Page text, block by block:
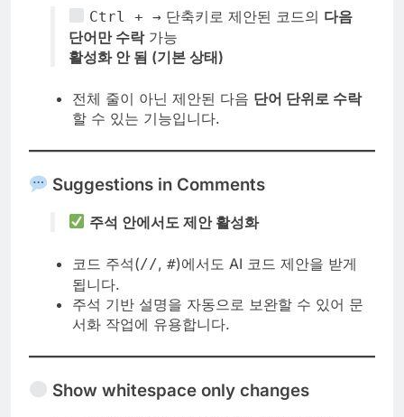
Ctrl + → 단축키로 제안된 코드의 다음
단어만 수락가능
활성화 안 됨 (기본 상태)
전체 줄이 아닌 제안된 다음 단어 단위로 수락
할 수 있는 기능입니다.
Suggestions in Comments
주석 안에서도 제안 활성화
코드 주석(//, #)에서도 AI 코드 제안을 받게
됩니다.
주석 기반 설명을 자동으로 보완할 수 있어 문
서화 작업에 유용합니다.
Show whitespace only changes